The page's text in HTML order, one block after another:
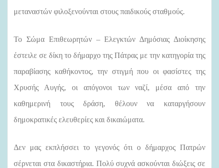
μεταναστών φιλοξενούνται στους παιδικούς σταθμούς.
Το Σώμα Επιθεωρητών – Ελεγκτών Δημόσιας Διοίκησης
έστειλε σε δίκη το δήμαρχο της Πάτρας με την κατηγορία της
παραβίασης καθήκοντος, την στιγμή που οι φασίστες της
Χρυσής Αυγής, οι απόγονοι των ναζί, μέσα από την
καθημερινή τους δράση, θέλουν να καταργήσουν
δημοκρατικές ελευθερίες και δικαιώματα.
Δεν μας εκπλήσσει το γεγονός ότι ο δήμαρχος Πατρών
σέρνεται στα δικαστήρια. Πολύ συχνά ασκούνται διώξεις σε